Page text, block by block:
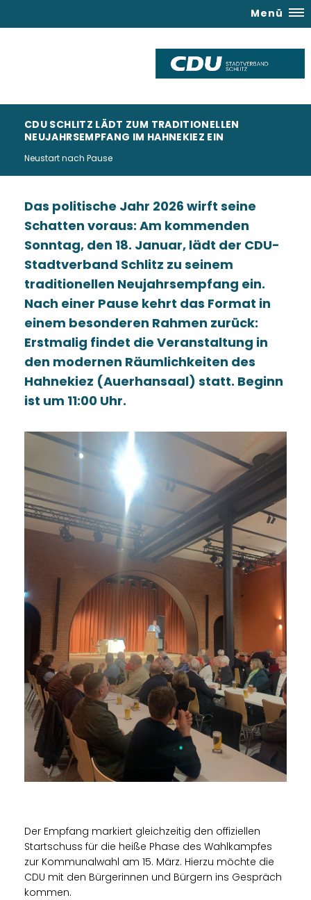
Menü
CDU SCHLITZ LÄDT ZUM TRADITIONELLEN
NEUJAHRSEMPFANG IM HAHNEKIEZ EIN
Neustart nach Pause
Das politische Jahr 2026 wirft seine
Schatten voraus: Am kommenden
Sonntag, den 18. Januar, lädt der CDU-
Stadtverband Schlitz zu seinem
traditionellen Neujahrsempfang ein.
Nach einer Pause kehrt das Format in
einem besonderen Rahmen zurück:
Erstmalig findet die Veranstaltung in
den modernen Räumlichkeiten des
Hahnekiez (Auerhansaal) statt. Beginn
ist um 11:00 Uhr.
Der Empfang markiert gleichzeitig den offiziellen
Startschuss für die heiße Phase des Wahlkampfes
zur Kommunalwahl am 15. März. Hierzu möchte die
CDU mit den Bürgerinnen und Bürgern ins Gespräch
kommen.